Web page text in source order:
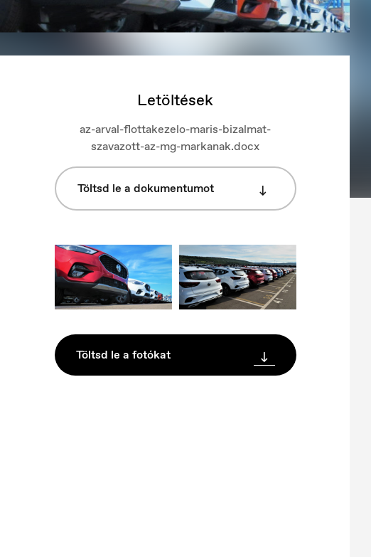
Letöltések
az-arval-flottakezelo-maris-bizalmat-
szavazott-az-mg-markanak.docx
Töltsd le a dokumentumot
Töltsd le a fotókat